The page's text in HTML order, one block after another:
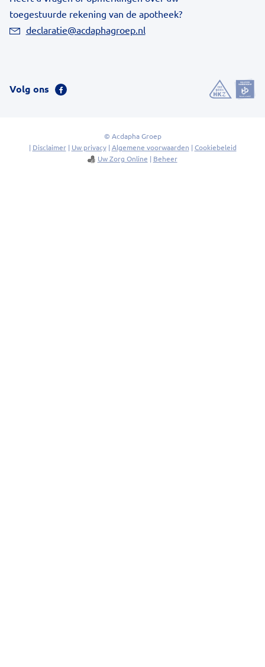
toegestuurde rekening van de apotheek?
declaratie@acdaphagroep.nl
Volg ons
Bezoek
© Acdapha Groep
| Disclaimer| Uw privacy|Algemene voorwaarden |Cookiebeleid
Uw Zorg Online | Beheer